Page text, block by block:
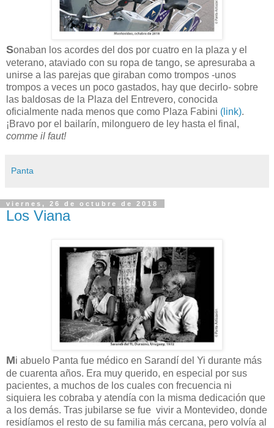
Sonaban los acordes del dos por cuatro en la plaza y el
veterano, ataviado con su ropa de tango, se apresuraba a
unirse a las parejas que giraban como trompos -unos
trompos a veces un poco gastados, hay que decirlo- sobre
las baldosas de la Plaza del Entrevero, conocida
oficialmente nada menos que como Plaza Fabini (link).
¡Bravo por el bailarín, milonguero de ley hasta el final,
comme il faut!
Panta
viernes, 26 de octubre de 2018
Los Viana
Mi abuelo Panta fue médico en Sarandí del Yi durante más
de cuarenta años. Era muy querido, en especial por sus
pacientes, a muchos de los cuales con frecuencia ni
siquiera les cobraba y atendía con la misma dedicación que
a los demás. Tras jubilarse se fue vivir a Montevideo, donde
residíamos el resto de su familia más cercana, pero volvía al